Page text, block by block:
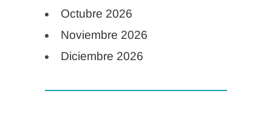
Octubre 2026
Noviembre 2026
Diciembre 2026